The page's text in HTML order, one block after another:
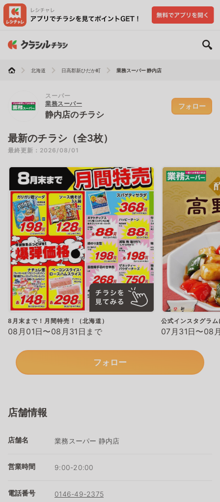
北海道 日高郡新ひだか町 業務スーパー 静内店
スーパー
業務スーパー
静内店のチラシ
フォロー
最新のチラシ（全3枚）
最終更新：2026/08/01
8月末まで！月間特売！（北海道）
08月01日〜08月31日まで
公式インスタグラ
07月31日〜08
フォロー
店舗情報
店舗名 業務スーパー 静内店
営業時間 9:00-20:00
電話番号 0146-49-2375